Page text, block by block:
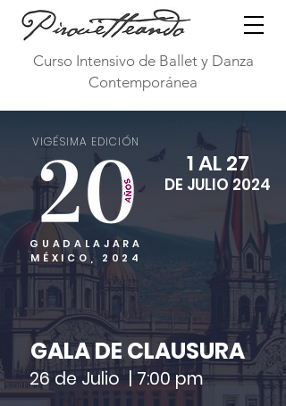
Curso Intensivo de Ballet y Danza
Contemporánea
VIGÉSIMA EDICIÓN
GUADALAJARA
MÉXICO, 2024
1 AL 27
DE JULIO 2024
GALA DE CLAUSURA
26 de Julio | 7:00 pm